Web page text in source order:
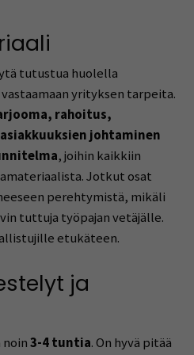
tutustua huolella
yrityksen tarpeita.
rahoitus,
johtaminen
, joihin kaikkiin
Jotkut osat
perehtymistä, mikäli
tuttuja työpajan vetäjälle.
etukäteen.
ja
noin3-4 tuntia. On hyvä pitää